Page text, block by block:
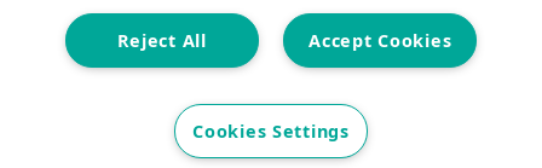
Politica de privacidad
Política de cookies
Accesibilidad
© 2026 Vivegreen - Todos los derechos reservados - UCI
SERVICIOS PARA PROFESIONALES INMOBILIARIOS, S.A.U
Accept Cookies
Reject All
Cookies Settings